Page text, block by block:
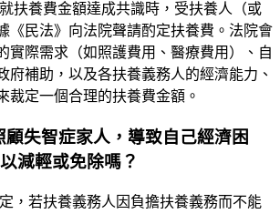
扶養費金額達成共識時，受扶養人（或
《民法》向法院聲請酌定扶養費。法院會
實際需求（如照護費用、醫療費用）、自
府補助，以及各扶養義務人的經濟能力、
裁定一個合理的扶養費金額。
顧失智症家人，導致自己經濟困
減輕或免除嗎？
，若扶養義務人因負擔扶養義務而不能